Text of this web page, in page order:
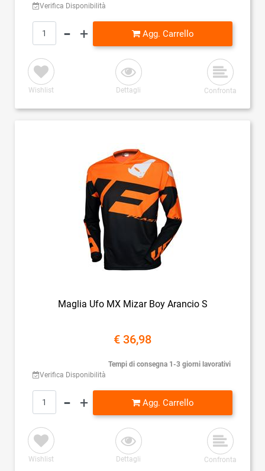
Verifica Disponibilità
Quantità
Agg. Carrello
Wishlist Dettagli Confronta
Maglia Ufo MX Mizar Boy Arancio S
€ 36,98
Verifica Disponibilità
Tempi di consegna 1-3 giorni lavorativi
Quantità
Agg. Carrello
Wishlist Dettagli Confronta